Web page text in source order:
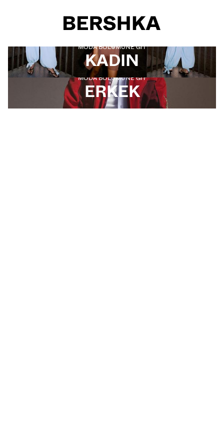
Cinsiyet seçimi
MODA BÖLÜMÜNE GIT
KADIN
MODA BÖLÜMÜNE GIT
ERKEK